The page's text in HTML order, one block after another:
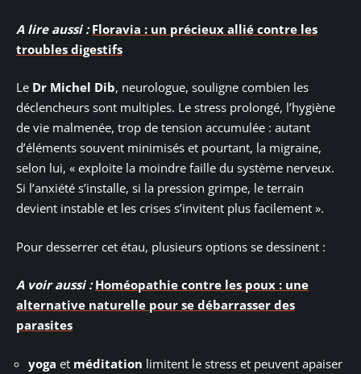
A lire aussi : Floravia : un précieux allié contre les
troubles digestifs
Le Dr Michel Dib, neurologue, souligne combien les
déclencheurs sont multiples. Le stress prolongé, l’hygiène
de vie malmenée, trop de tension accumulée : autant
d’éléments souvent minimisés et pourtant, la migraine,
selon lui, « exploite la moindre faille du système nerveux.
Si l’anxiété s’installe, si la pression grimpe, le terrain
devient instable et les crises s’invitent plus facilement ».
Pour desserrer cet étau, plusieurs options se dessinent :
A voir aussi : Homéopathie contre les poux : une
alternative naturelle pour se débarrasser des
parasites
yoga et méditation limitent le stress et peuvent apaiser